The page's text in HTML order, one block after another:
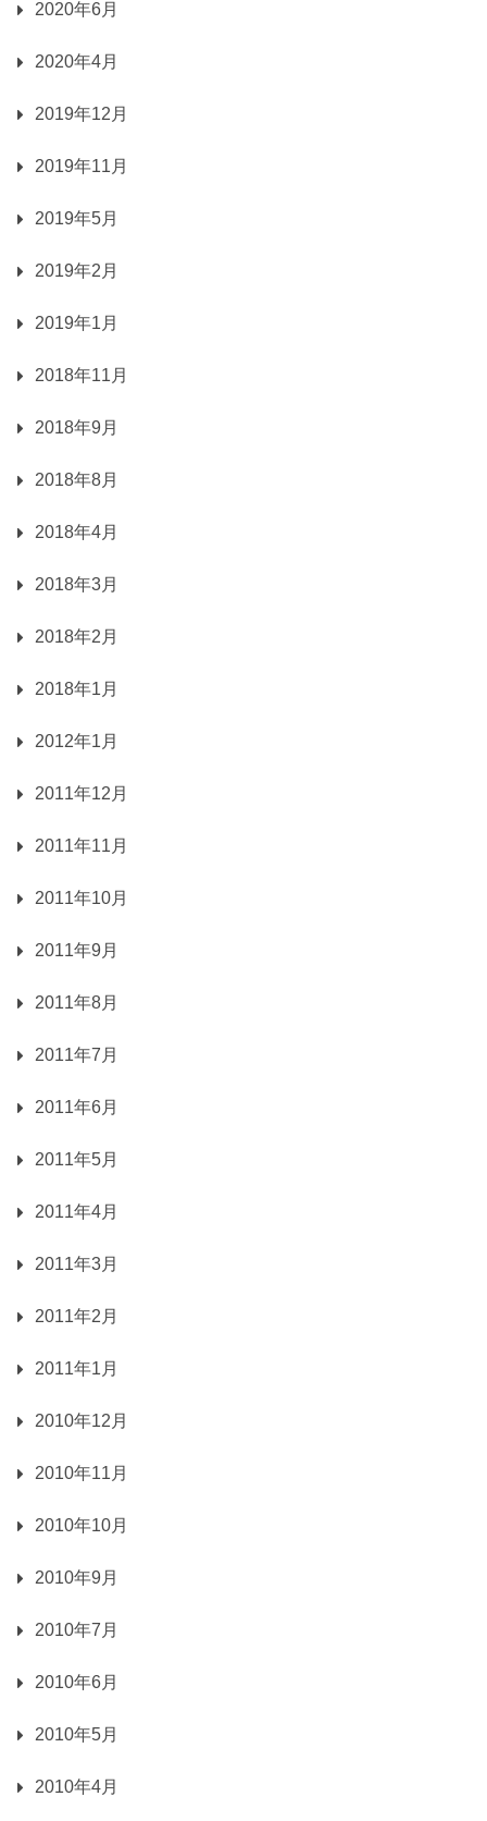
2020年6月
2020年4月
2019年12月
2019年11月
2019年5月
2019年2月
2019年1月
2018年11月
2018年9月
2018年8月
2018年4月
2018年3月
2018年2月
2018年1月
2012年1月
2011年12月
2011年11月
2011年10月
2011年9月
2011年8月
2011年7月
2011年6月
2011年5月
2011年4月
2011年3月
2011年2月
2011年1月
2010年12月
2010年11月
2010年10月
2010年9月
2010年7月
2010年6月
2010年5月
2010年4月